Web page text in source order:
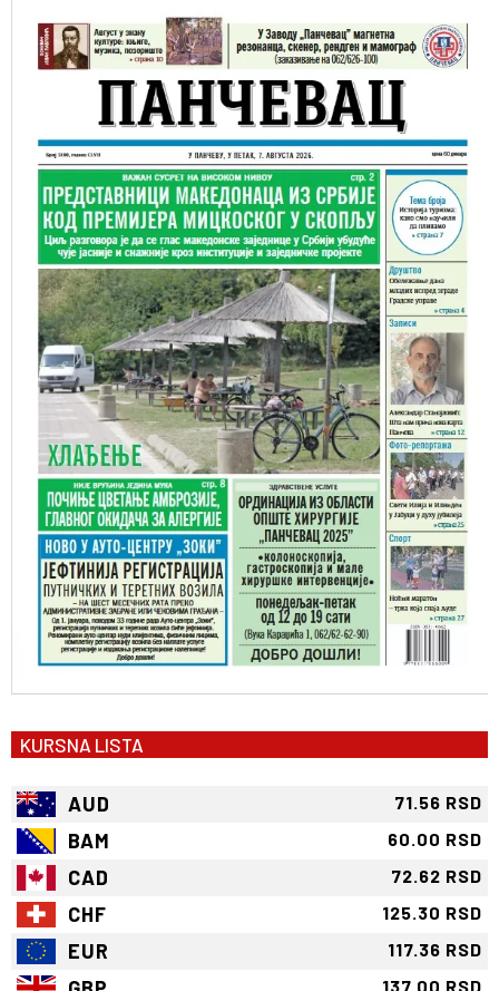
KURSNA LISTA
AUD 71.56 RSD
BAM 60.00 RSD
CAD 72.62 RSD
CHF 125.30 RSD
EUR 117.36 RSD
137.00 RSD